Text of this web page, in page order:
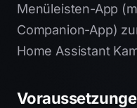
Menüleisten-App
Companion-App)
Home Assistant